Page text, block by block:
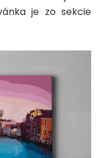
je zo sekcie